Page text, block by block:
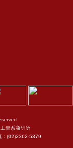
管系商研所
：(02)2362-5379